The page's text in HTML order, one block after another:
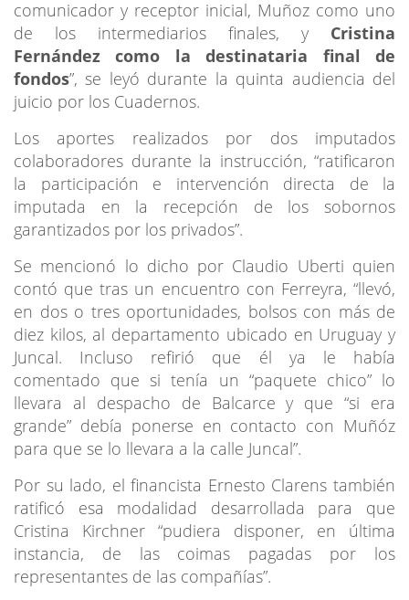
comunicador y receptor inicial, Muñoz como uno
de los intermediarios finales, y Cristina
Fernández como la destinataria final de
fondos”, se leyó durante la quinta audiencia del
juicio por los Cuadernos.
Los aportes realizados por dos imputados
colaboradores durante la instrucción, “ratificaron
la participación e intervención directa de la
imputada en la recepción de los sobornos
garantizados por los privados”.
Se mencionó lo dicho por Claudio Uberti quien
contó que tras un encuentro con Ferreyra, “llevó,
en dos o tres oportunidades, bolsos con más de
diez kilos, al departamento ubicado en Uruguay y
Juncal. Incluso refirió que él ya le había
comentado que si tenía un “paquete chico” lo
llevara al despacho de Balcarce y que “si era
grande” debía ponerse en contacto con Muñóz
para que se lo llevara a la calle Juncal”.
Por su lado, el financista Ernesto Clarens también
ratificó esa modalidad desarrollada para que
Cristina Kirchner “pudiera disponer, en última
instancia, de las coimas pagadas por los
representantes de las compañías”.